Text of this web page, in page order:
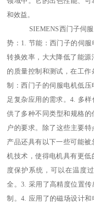
和效益。
SIEMENS西门子伺服电
势：1. 节能：西门子的伺
转换效率，大大降低了能
的质量控制和测试，在工
制：西门子的伺服电机低
足复杂应用的需求。4. 多
供了多种不同类型和规格
户的要求。除了这些主要
产品还具有以下一些可能
机技术，使得电机具有更
度保护系统，可以在温度
全。3. 采用了高精度位置
制。4. 应用了的磁场设计